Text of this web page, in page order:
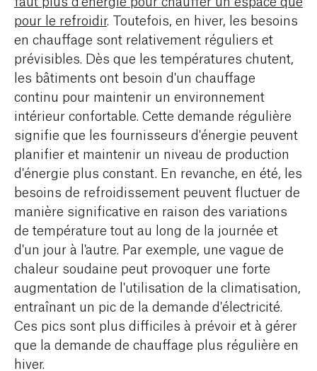
pour le refroidir. Toutefois, en hiver, les besoins
en chauffage sont relativement réguliers et
prévisibles. Dès que les températures chutent,
les bâtiments ont besoin d'un chauffage
continu pour maintenir un environnement
intérieur confortable. Cette demande régulière
signifie que les fournisseurs d'énergie peuvent
planifier et maintenir un niveau de production
d'énergie plus constant. En revanche, en été, les
besoins de refroidissement peuvent fluctuer de
manière significative en raison des variations
de température tout au long de la journée et
d'un jour à l'autre. Par exemple, une vague de
chaleur soudaine peut provoquer une forte
augmentation de l'utilisation de la climatisation,
entraînant un pic de la demande d'électricité.
Ces pics sont plus difficiles à prévoir et à gérer
que la demande de chauffage plus régulière en
hiver.